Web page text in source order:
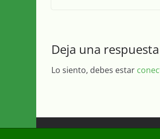
Deja una respuesta
Lo siento, debes estar